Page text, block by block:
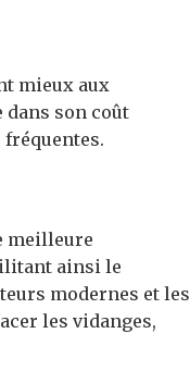
mieux aux
dans son coût
meilleure
ainsi le
modernes et les
les vidanges,